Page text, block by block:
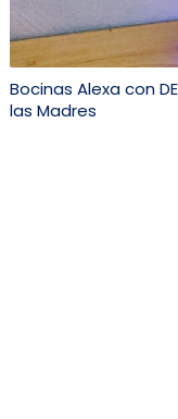
Bocinas Alexa con
las Madres